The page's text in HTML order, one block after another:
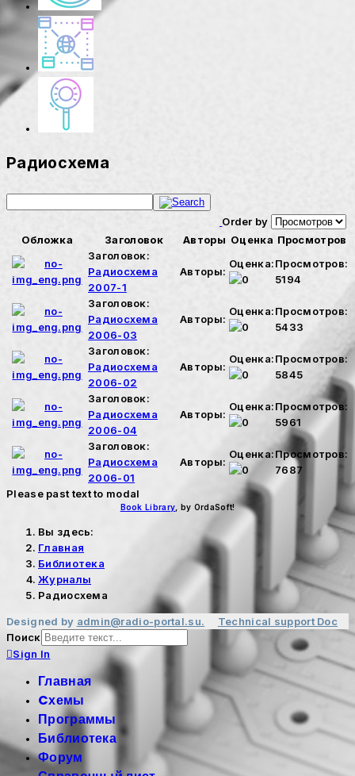
Радиосхема
Order by
Обложка
Заголовок Авторы Оценка Просмотров
Заголовок:
Радиосхема
2007-1
Авторы:
Оценка:Просмотров:
5194
Заголовок:
Радиосхема
2006-03
Авторы:
Оценка:Просмотров:
5433
Заголовок:
Радиосхема
2006-02
Авторы:
Оценка:Просмотров:
5845
Заголовок:
Радиосхема
2006-04
Авторы:
Оценка:Просмотров:
5961
Заголовок:
Радиосхема
2006-01
Авторы:
Оценка:Просмотров:
7687
Please past text to modal
Book Library , by OrdaSoft!
Вы здесь:
Главная
Библиотека
Журналы
Радиосхема
Designed by admin@radio-portal.su. Technical support Doc
Поиск
Sign In
Главная
Cхемы
Программы
Библиотека
Форум